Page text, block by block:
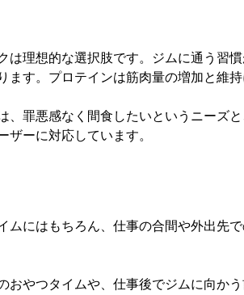
理想的な選択肢です。ジムに通う習
す。プロテインは筋肉量の増加と維
罪悪感なく間食したいというニーズ
ーに対応しています。
にはもちろん、仕事の合間や外出先
やつタイムや、仕事後でジムに向か